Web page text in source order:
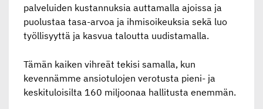
palveluiden kustannuksia auttamalla ajoissa ja
puolustaa tasa-arvoa ja ihmisoikeuksia sekä luo
työllisyyttä ja kasvua taloutta uudistamalla.
Tämän kaiken vihreät tekisi samalla, kun
kevennämme ansiotulojen verotusta pieni- ja
keskituloisilta 160 miljoonaa hallitusta enemmän.